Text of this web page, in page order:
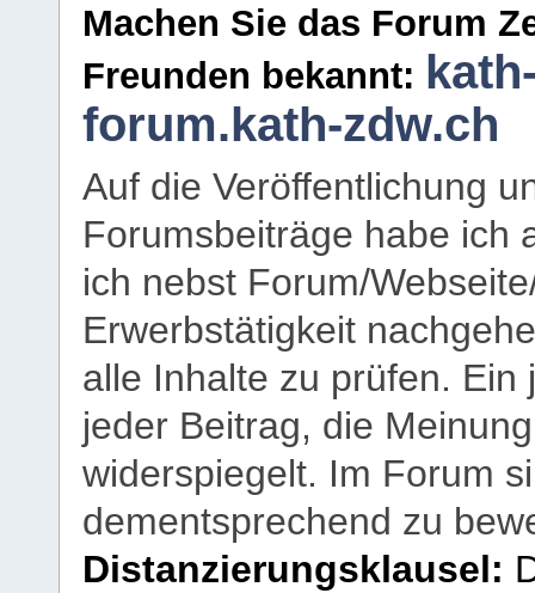
Machen Sie das Forum
Freunden bekannt:
forum.kath-zdw.ch
Auf die Veröffentlichung
Forumsbeiträge habe ich
ich nebst Forum/
Erwerbstätigkeit
alle Inhalte zu prüfen.
jeder Beitrag, die
widerspiegelt. Im Forum
dementsprechend zu
Distanzierungsklausel: